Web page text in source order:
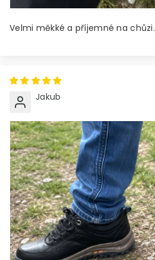
Velmi měkké a příjemné na chůzi.
Jakub